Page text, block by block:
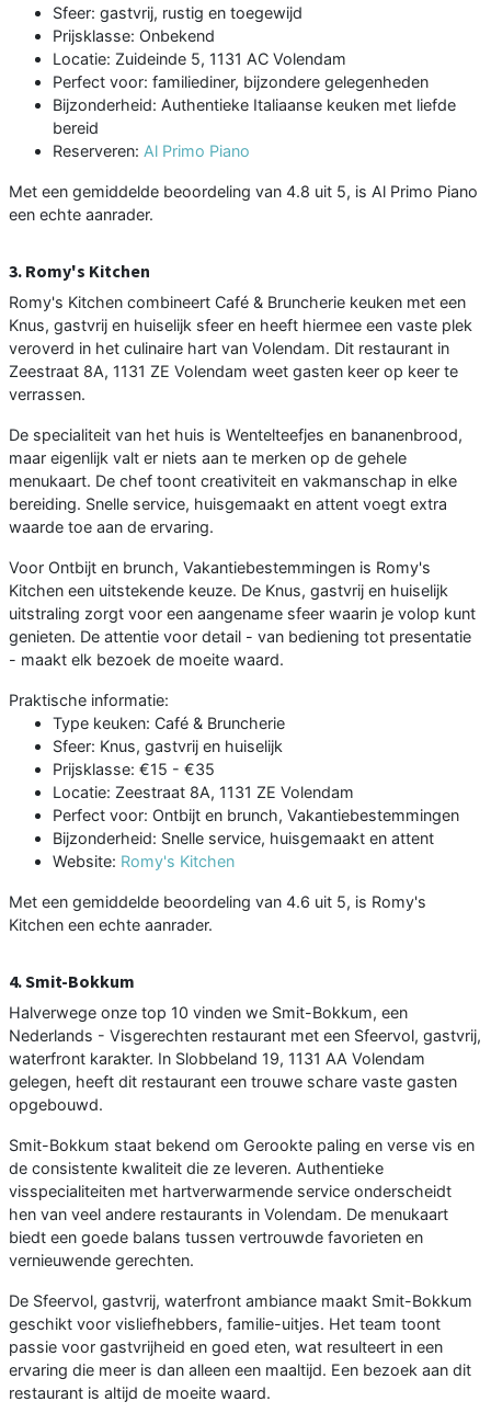
Sfeer: gastvrij, rustig en toegewijd
Prijsklasse: Onbekend
Locatie: Zuideinde 5, 1131 AC Volendam
Perfect voor: familiediner, bijzondere gelegenheden
Bijzonderheid: Authentieke Italiaanse keuken met liefde
bereid
Reserveren: Al Primo Piano
Met een gemiddelde beoordeling van 4.8 uit 5, is Al Primo Piano
een echte aanrader.
3. Romy's Kitchen
Romy's Kitchen combineert Café & Bruncherie keuken met een
Knus, gastvrij en huiselijk sfeer en heeft hiermee een vaste plek
veroverd in het culinaire hart van Volendam. Dit restaurant in
Zeestraat 8A, 1131 ZE Volendam weet gasten keer op keer te
verrassen.
De specialiteit van het huis is Wentelteefjes en bananenbrood,
maar eigenlijk valt er niets aan te merken op de gehele
menukaart. De chef toont creativiteit en vakmanschap in elke
bereiding. Snelle service, huisgemaakt en attent voegt extra
waarde toe aan de ervaring.
Voor Ontbijt en brunch, Vakantiebestemmingen is Romy's
Kitchen een uitstekende keuze. De Knus, gastvrij en huiselijk
uitstraling zorgt voor een aangename sfeer waarin je volop kunt
genieten. De attentie voor detail - van bediening tot presentatie
- maakt elk bezoek de moeite waard.
Praktische informatie:
Type keuken: Café & Bruncherie
Sfeer: Knus, gastvrij en huiselijk
Prijsklasse: €15 - €35
Locatie: Zeestraat 8A, 1131 ZE Volendam
Perfect voor: Ontbijt en brunch, Vakantiebestemmingen
Bijzonderheid: Snelle service, huisgemaakt en attent
Website: Romy's Kitchen
Met een gemiddelde beoordeling van 4.6 uit 5, is Romy's
Kitchen een echte aanrader.
4. Smit-Bokkum
Halverwege onze top 10 vinden we Smit-Bokkum, een
Nederlands - Visgerechten restaurant met een Sfeervol, gastvrij,
waterfront karakter. In Slobbeland 19, 1131 AA Volendam
gelegen, heeft dit restaurant een trouwe schare vaste gasten
opgebouwd.
Smit-Bokkum staat bekend om Gerookte paling en verse vis en
de consistente kwaliteit die ze leveren. Authentieke
visspecialiteiten met hartverwarmende service onderscheidt
hen van veel andere restaurants in Volendam. De menukaart
biedt een goede balans tussen vertrouwde favorieten en
vernieuwende gerechten.
De Sfeervol, gastvrij, waterfront ambiance maakt Smit-Bokkum
geschikt voor visliefhebbers, familie-uitjes. Het team toont
passie voor gastvrijheid en goed eten, wat resulteert in een
ervaring die meer is dan alleen een maaltijd. Een bezoek aan dit
restaurant is altijd de moeite waard.